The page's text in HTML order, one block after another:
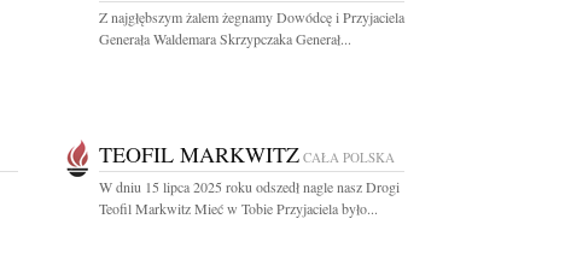
Z najgłębszym żalem żegnamy Dowódcę i Przyjaciela
Generała Waldemara Skrzypczaka Generał...
TEOFIL MARKWITZ CAŁA POLSKA
W dniu 15 lipca 2025 roku odszedł nagle nasz Drogi
Teofil Markwitz Mieć w Tobie Przyjaciela było...